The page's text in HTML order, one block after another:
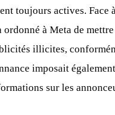
toujours actives.
à Meta de
illicites,
imposait
sur les